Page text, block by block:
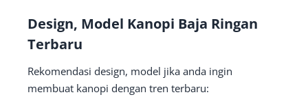
Design, Model Kanopi Baja Ringan
Terbaru
Rekomendasi design, model jika anda ingin
membuat kanopi dengan tren terbaru: